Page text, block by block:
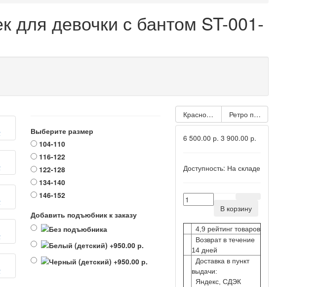
для девочки с бантом ST-001-
Выберите размер
104-110
116-122
122-128
134-140
146-152
Добавить подъюбник к заказу
Красное платье в белый горошек для
Ретро платье в горошек
6 500.00 р. 3 900.00 р.
Доступность: На складе
В корзину
4,9 рейтинг товаров
Возврат в течение
14 дней
Доставка в пункт
выдачи:
Яндекс, СДЭК